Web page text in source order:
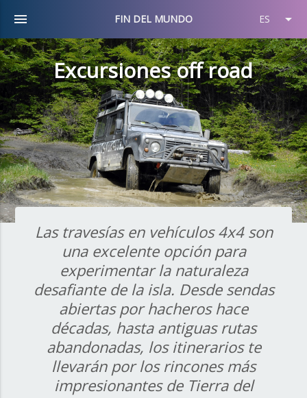
FIN DEL MUNDO
menu ES arrow_drop_down
Excursiones off road
Las travesías en vehículos 4x4 son
una excelente opción para
experimentar la naturaleza
desafiante de la isla. Desde sendas
abiertas por hacheros hace
décadas, hasta antiguas rutas
abandonadas, los itinerarios te
llevarán por los rincones más
impresionantes de Tierra del